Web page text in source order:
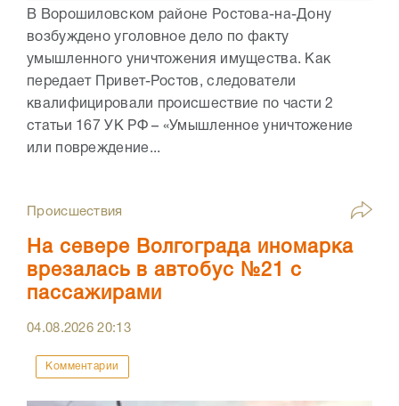
В Ворошиловском районе Ростова-на-Дону
возбуждено уголовное дело по факту
умышленного уничтожения имущества. Как
передает Привет-Ростов, следователи
квалифицировали происшествие по части 2
статьи 167 УК РФ – «Умышленное уничтожение
или повреждение...
Происшествия
На севере Волгограда иномарка
врезалась в автобус №21 с
пассажирами
04.08.202620:13
Комментарии